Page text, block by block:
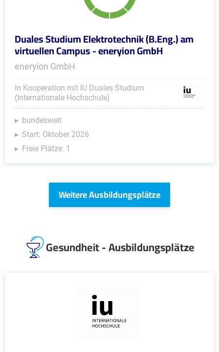
Duales Studium Elektrotechnik (B.Eng.) am
virtuellen Campus - eneryion GmbH
eneryion GmbH
In Kooperation mit IU Duales Studium
(Internationale Hochschule)
bundesweit
Start: Oktober 2026
Freie Plätze: 1
Weitere Ausbildungsplätze
Gesundheit - Ausbildungsplätze